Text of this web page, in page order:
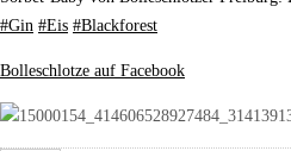
#Gin #Eis #Blackforest
Bolleschlotze auf Facebook